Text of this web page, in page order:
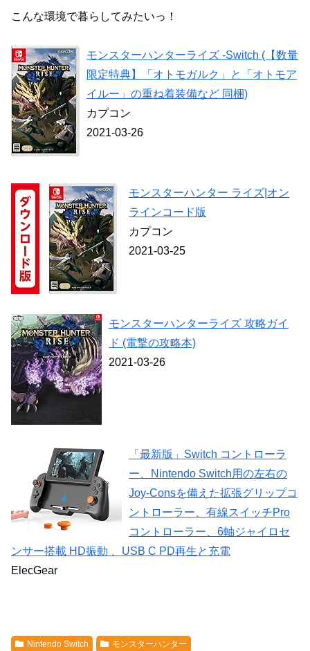
こんな環境で暮らしてみたいっ！
モンスターハンターライズ -Switch (【数量
限定特典】「オトモガルク」と「オトモア
イルー」の重ね着装備など 同梱)
カプコン
2021-03-26
モンスターハンター ライズ|オン
ラインコード版
カプコン
2021-03-25
モンスターハンターライズ 攻略ガイ
ド (電撃の攻略本)
2021-03-26
「最新版」Switch コントローラ
ー、Nintendo Switch用の左右の
Joy-Consを備えた拡張グリップコ
ントローラー、有線スイッチPro
コントローラー、6軸ジャイロセ
ンサー搭載 HD振動 、USB C PD再生と充電
ElecGear
Nintendo Switch モンスターハンター